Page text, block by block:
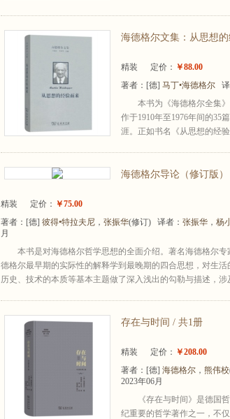
海德格尔文集：从思想
精装 定价： ￥88.00
著者： [德] 马丁•海德格尔 译
本书为《海德格尔全集》
作于1910年至1976年间的35
涯。正如书名《从思想的经验
海德格尔导论（修订版
精装 定价： ￥75.00
著者： [德] 彼得•特拉夫尼 ， 张振华(修订) 译者： 张振华 ， 杨
月
本书是对海德格尔哲学思想的全面介绍。著名海德格尔
德格尔最早期的实际性的解释学到最晚期的四合思想，对生
历史、技术的本质等基本主题做了深入浅出的勾勒与描述，
存在与时间 / 共1册
精装 定价： ￥208.00
著者： [德] 海德格尔 ， 熊伟校
2023年06月
《存在与时间》是德国
纪重要的哲学著作之一，不